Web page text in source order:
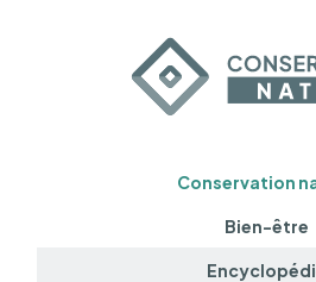
Conservation
Bien-être